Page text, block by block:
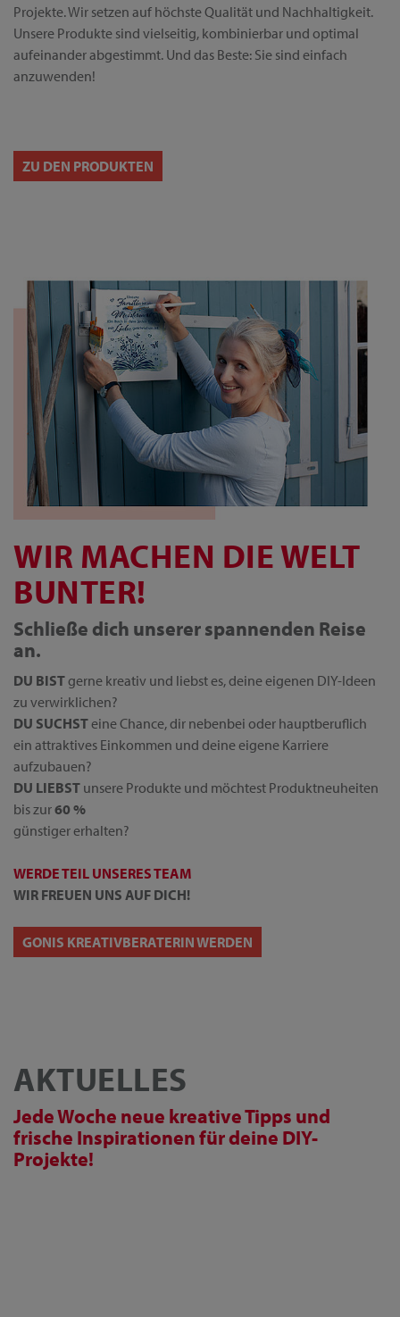
Projekte. Wir setzen auf höchste Qualität und Nachhaltigkeit.
Unsere Produkte sind vielseitig, kombinierbar und optimal
aufeinander abgestimmt. Und das Beste: Sie sind einfach
anzuwenden!
ZU DEN PRODUKTEN
WIR MACHEN DIE WELT
BUNTER!
Schließe dich unserer spannenden Reise
an.
DU BISTgerne kreativ und liebst es, deine eigenen DIY-Ideen
zu verwirklichen?
DU SUCHSTeine Chance, dir nebenbei oder hauptberuflich
ein attraktives Einkommen und deine eigene Karriere
aufzubauen?
DU LIEBST unsere Produkte und möchtest Produktneuheiten
bis zur60 %
günstiger erhalten?
WERDE TEIL UNSERES TEAM
WIR FREUEN UNS AUF DICH!
GONIS KREATIVBERATERIN WERDEN
AKTUELLES
Jede Woche neue kreative Tipps und
frische Inspirationen für deine DIY-
Projekte!